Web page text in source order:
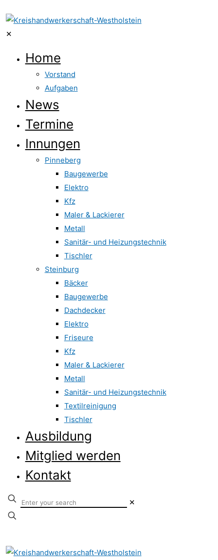
✕
Home
Vorstand
Aufgaben
News
Termine
Innungen
Pinneberg
Baugewerbe
Elektro
Kfz
Maler & Lackierer
Metall
Sanitär- und Heizungstechnik
Tischler
Steinburg
Bäcker
Baugewerbe
Dachdecker
Elektro
Friseure
Kfz
Maler & Lackierer
Metall
Sanitär- und Heizungstechnik
Textilreinigung
Tischler
Ausbildung
Mitglied werden
Kontakt
✕